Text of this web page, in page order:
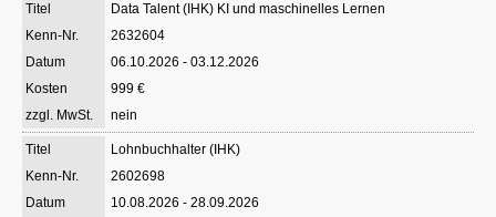
Data Talent (IHK) KI und maschinelles Lernen
2632604
06.10.2026 - 03.12.2026
999 €
nein
Lohnbuchhalter (IHK)
2602698
10.08.2026 - 28.09.2026